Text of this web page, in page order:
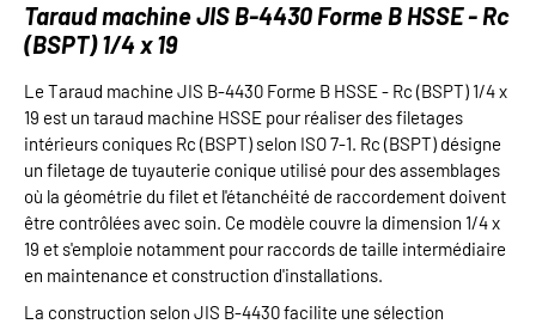
Taraud machine JIS B-4430 Forme B HSSE - Rc
(BSPT) 1/4 x 19
Le Taraud machine JIS B-4430 Forme B HSSE - Rc (BSPT) 1/4 x
19 est un taraud machine HSSE pour réaliser des filetages
intérieurs coniques Rc (BSPT) selon ISO 7-1. Rc (BSPT) désigne
un filetage de tuyauterie conique utilisé pour des assemblages
où la géométrie du filet et l'étanchéité de raccordement doivent
être contrôlées avec soin. Ce modèle couvre la dimension 1/4 x
19 et s'emploie notamment pour raccords de taille intermédiaire
en maintenance et construction d'installations.
La construction selon JIS B-4430 facilite une sélection